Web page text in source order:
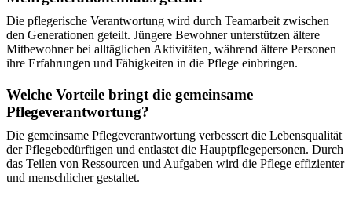
Die pflegerische Verantwortung wird durch Teamarbeit zwischen
den Generationen geteilt. Jüngere Bewohner unterstützen ältere
Mitbewohner bei alltäglichen Aktivitäten, während ältere Personen
ihre Erfahrungen und Fähigkeiten in die Pflege einbringen.
Welche Vorteile bringt die gemeinsame
Pflegeverantwortung?
Die gemeinsame Pflegeverantwortung verbessert die Lebensqualität
der Pflegebedürftigen und entlastet die Hauptpflegepersonen. Durch
das Teilen von Ressourcen und Aufgaben wird die Pflege effizienter
und menschlicher gestaltet.